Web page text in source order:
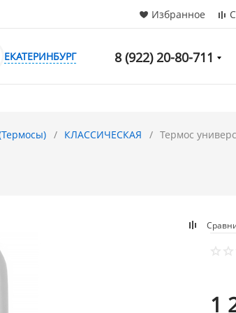
Избранное
Поиск
ЕКАТЕРИНБУРГ 8 (922) 20-80-711
КЛАССИЧЕСКАЯ Термос
1